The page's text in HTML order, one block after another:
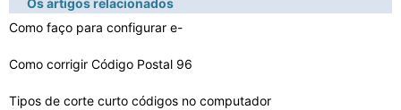
Os artigos relacionados
Como faço para configurar e-
Como corrigir Código Postal 96
Tipos de corte curto códigos no computador